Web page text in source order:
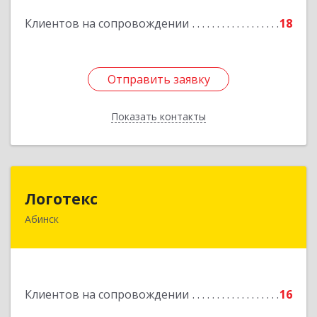
Клиентов на сопровождении 18
Отправить заявку
Показать контакты
Отправить заявку
Назад
Логотекс
Абинск
Клиентов на сопровождении 16
353320, Краснодарский край, Абинский р-н,
Подробнее